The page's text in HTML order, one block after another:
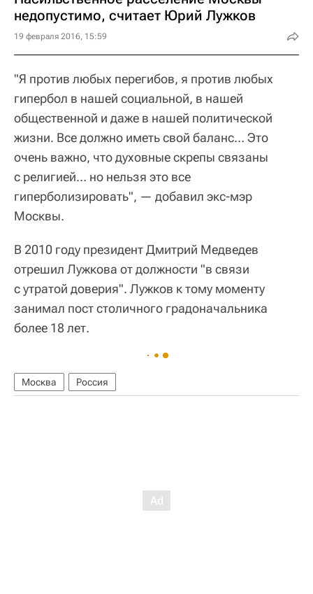
недопустимо, считает Юрий Лужков
19 февраля 2016, 15:59
"Я против любых перегибов, я против любых
гипербол в нашей социальной, в нашей
общественной и даже в нашей политической
жизни. Все должно иметь свой баланс… Это
очень важно, что духовные скрепы связаны
с религией… но нельзя это все
гиперболизировать", — добавил экс-мэр
Москвы.
В 2010 году президент Дмитрий Медведев
отрешил Лужкова от должности "в связи
с утратой доверия". Лужков к тому моменту
занимал пост столичного градоначальника
более 18 лет.
Москва Россия